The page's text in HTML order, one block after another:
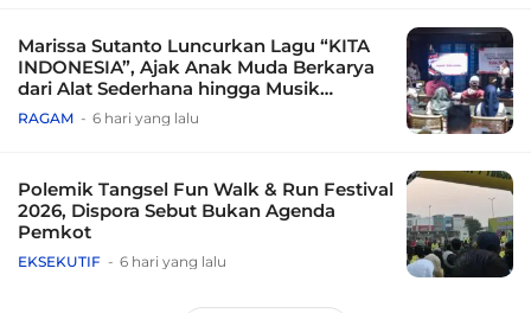
Marissa Sutanto Luncurkan Lagu “KITA
INDONESIA”, Ajak Anak Muda Berkarya
dari Alat Sederhana hingga Musik
Tradisional
RAGAM 6 hari yang lalu
Polemik Tangsel Fun Walk & Run Festival
2026, Dispora Sebut Bukan Agenda
Pemkot
EKSEKUTIF 6 hari yang lalu